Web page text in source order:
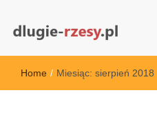
dlugie-rzesy.pl
Home / Miesiąc: sierpień 2018